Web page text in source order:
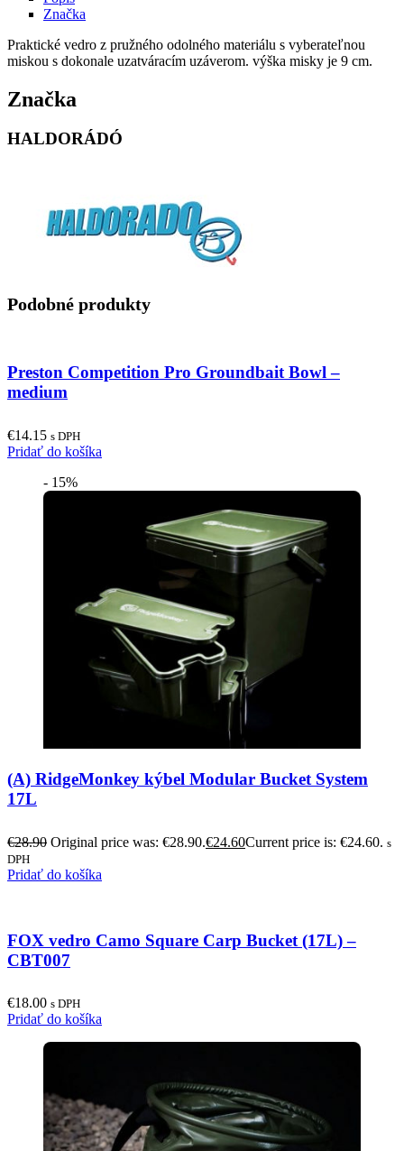
Značka
Praktické vedro z pružného odolného materiálu s vyberateľnou
miskou s dokonale uzatváracím uzáverom. výška misky je 9 cm.
Značka
HALDORÁDÓ
Podobné produkty
Preston Competition Pro Groundbait Bowl –
medium
€14.15 s DPH
Pridať do košíka
- 15%
(A) RidgeMonkey kýbel Modular Bucket System
17L
€28.90 Original price was: €28.90.€24.60Current price is: €24.60. s
DPH
Pridať do košíka
FOX vedro Camo Square Carp Bucket (17L) –
CBT007
€18.00 s DPH
Pridať do košíka